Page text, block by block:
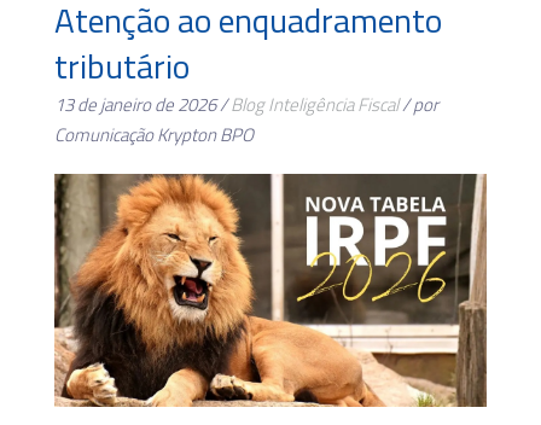
Atenção ao enquadramento
tributário
13 de janeiro de 2026 /BlogInteligência Fiscal/ por
Comunicação Krypton BPO